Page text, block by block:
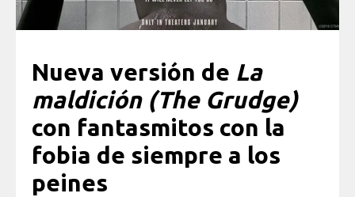
Nueva versión de La
maldición (The Grudge)
con fantasmitos con la
fobia de siempre a los
peines